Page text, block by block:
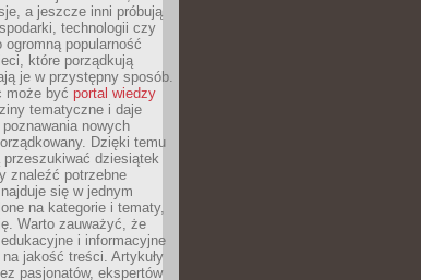
a jeszcze inni próbują
technologii czy
ogromną popularność
które porządkują
je w przystępny sposób.
może być portal wiedzy
tematyczne i daje
nowych
Dzięki temu
dziesiątek
znaleźć potrzebne
się w jednym
na kategorie i tematy,
Warto zauważyć, że
i informacyjne
jakość treści. Artykuły
pasjonatów, ekspertów